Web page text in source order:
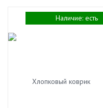
Наличие: есть